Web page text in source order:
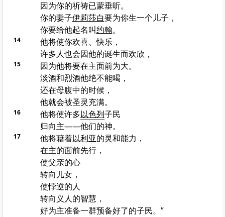
因为你的祈祷已蒙垂听。
你的妻子伊莉莎白要为你生一个儿子，
你要给他起名叫约翰。
14
他将使你欢喜、快乐，
许多人也会因他的诞生而欢欣，
15
因为他将要在主面前为大。
淡酒和烈酒他绝不能喝，
还在母腹中的时候，
他就会被圣灵充满。
16 他将使许多以色列子民
归向主——他们的神。
17 他将藉着以利亚的灵和能力，
在主的面前先行，
使父亲的心
转向儿女，
使悖逆的人
转向义人的智慧，
好为主准备一群预备好了的子民。”